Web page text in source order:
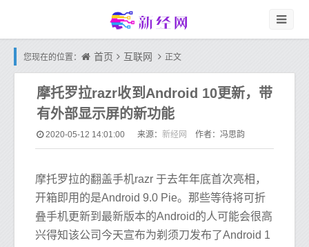
您现在的位置： 首页 互联网 正文
摩托罗拉razr收到Android 10更新，带
有外部显示屏的新功能
2020-05-12 14:01:00 来源： 新经网 作者：冯思韵
摩托罗拉的翻盖手机razr 于去年年底首次亮相，
开箱即用的是Android 9.0 Pie。那些等待将可折
叠手机更新到最新版本的Android的人可能会很高
兴得知该公司今天宣布为剃须刀发布了Android 1